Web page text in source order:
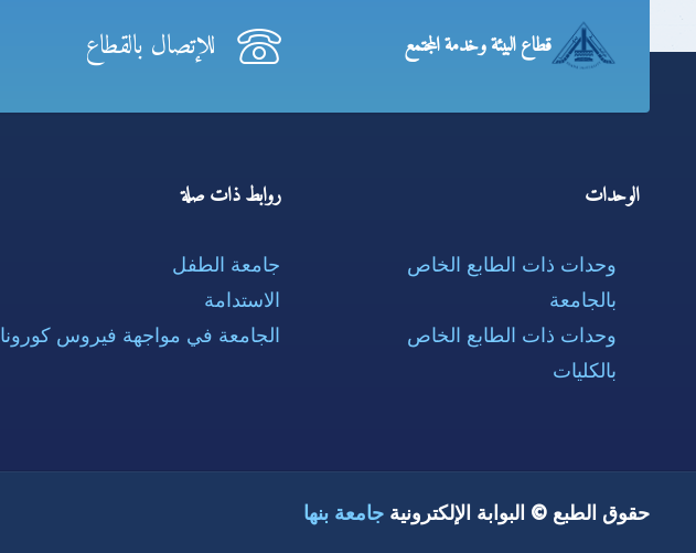
قطاع البيئة وخدمة المجتمع للإتصال بالقطاع
الوحدات
وحدات ذات الطابع الخاص
بالجامعة
وحدات ذات الطابع الخاص
بالكليات
روابط ذات صلة
جامعة الطفل
الاستدامة
الجامعة في مواجهة فيروس كورونا
حقوق الطبع © البوابة الإلكترونية جامعة بنها